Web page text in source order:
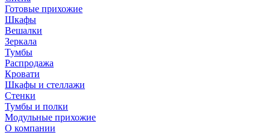
Готовые прихожие
Шкафы
Вешалки
Зеркала
Тумбы
Распродажа
Кровати
Шкафы и стеллажи
Стенки
Тумбы и полки
Модульные прихожие
О компании